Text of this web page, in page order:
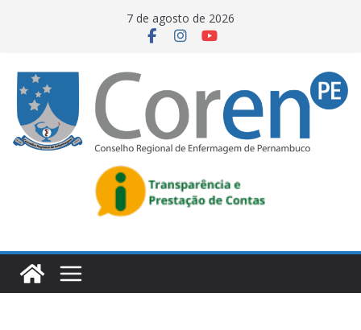
7 de agosto de 2026